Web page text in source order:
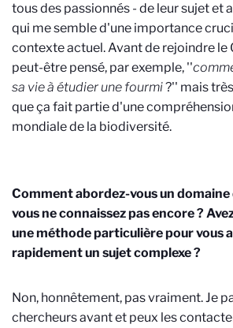
tous des passionnés - de leur sujet et
qui me semble d'une importance
contexte actuel. Avant de rejoindre le
peut-être pensé, par exemple, ''
sa vie à étudier une fourmi?'' mais
que ça fait partie d'une
mondiale de la biodiversité.
Comment abordez-vous un
vous ne connaissez pas encore ?
une méthode particulière pour vous
rapidement un sujet complexe ?
Non, honnêtement, pas vraiment. Je
chercheurs avant et peux les